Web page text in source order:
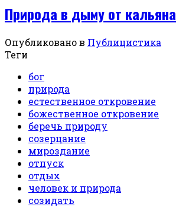
Природа в дыму от кальяна
Опубликовано в Публицистика
Теги
бог
природа
естественное откровение
божественное откровение
беречь природу
созерцание
мироздание
отпуск
отдых
человек и природа
созидать